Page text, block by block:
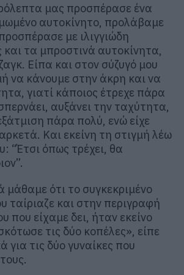
μας προσπέρασε ένα
αυτοκίνητο, προλάβαμε
με ιλιγγιώδη
τα μπροστινά αυτοκίνητα,
Είπα και στον σύζυγό μου
να κάνουμε στην άκρη και να
γιατί κάποιος έτρεχε πάρα
αυξάνει την ταχύτητα,
πάρα πολύ, ενώ είχε
Και εκείνη τη στιγμή λέω
“Έτσι όπως τρέχει, θα
μάθαμε ότι το συγκεκριμένο
ταίριαζε και στην περιγραφή
που είχαμε δει, ήταν εκείνο
τις δύο κοπέλες», είπε
για τις δύο γυναίκες που